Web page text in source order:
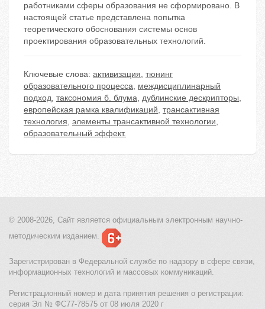
работниками сферы образования не сформировано. В
настоящей статье представлена попытка
теоретического обоснования системы основ
проектирования образовательных технологий.
Ключевые слова: активизация, тюнинг
образовательного процесса, междисциплинарный
подход, таксономия б. блума, дублинские дескрипторы,
европейская рамка квалификаций, трансактивная
технология, элементы трансактивной технологии,
образовательный эффект.
© 2008-2026, Сайт является официальным электронным научно-
методическим изданием.
Зарегистрирован в Федеральной службе по надзору в сфере связи,
информационных технологий и массовых коммуникаций.
Регистрационный номер и дата принятия решения о регистрации:
серия Эл № ФС77-78575 от 08 июля 2020 г